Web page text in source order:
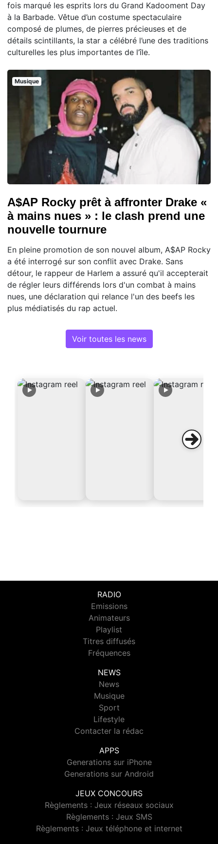
fois marqué les esprits lors du Grand Kadooment Day
à la Barbade. Vêtue d’un costume spectaculaire
composé de plumes, de pierres précieuses et de
détails scintillants, la star a célébré l’une des traditions
culturelles les plus importantes de l’île.
Musique
A$AP Rocky prêt à affronter Drake «
à mains nues » : le clash prend une
nouvelle tournure
En pleine promotion de son nouvel album, A$AP Rocky
a été interrogé sur son conflit avec Drake. Sans
détour, le rappeur de Harlem a assuré qu'il accepterait
de régler leurs différends lors d'un combat à mains
nues, une déclaration qui relance l'un des beefs les
plus médiatisés du rap actuel.
Voir toutes les news
RADIO
Emissions
Animateurs
Playlist
Titres diffusés
Fréquences
NEWS
News
Musique
Sport
Lifestyle
Contacter la rédac
APPS
Generations sur iPhone
Generations sur Android
JEUX CONCOURS
Règlements : Jeux réseaux sociaux
Règlements : Jeux SMS
Règlements : Jeux téléphone et internet